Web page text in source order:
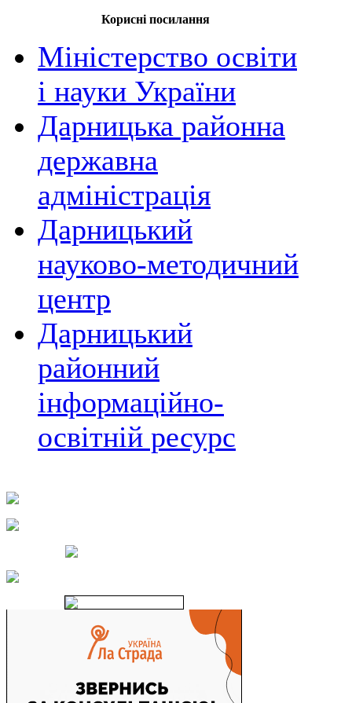
Корисні посилання
Міністерство освіти
і науки України
Дарницька районна
державна
адміністрація
Дарницький
науково-методичний
центр
Дарницький
районний
інформаційно-
освітній ресурс